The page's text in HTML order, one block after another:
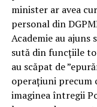
minister ar avea
personal din
Academie au
sută din funcțiile
au scăpat de
operațiuni precum
imaginea întregii